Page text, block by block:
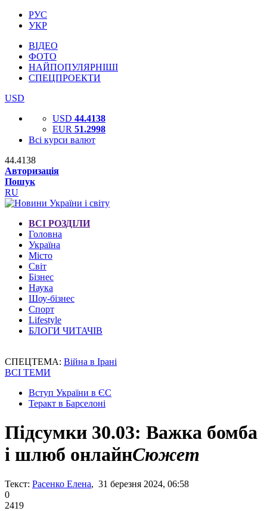
РУС
УКР
ВІДЕО
ФОТО
НАЙПОПУЛЯРНІШІ
СПЕЦПРОЕКТИ
USD
USD 44.4138
EUR 51.2998
Всі курси валют
44.4138
Авторизація
Пошук
RU
ВСІ РОЗДІЛИ
Головна
Україна
Місто
Світ
Бізнес
Наука
Шоу-бізнес
Спорт
Lifestyle
БЛОГИ ЧИТАЧІВ
СПЕЦТЕМА: Війна в Ірані
ВСІ ТЕМИ
Вступ України в ЄС
Теракт в Барселоні
Підсумки 30.03: Важка бомба
і шлюб онлайнСюжет
Текст: Расенко Елена, 31 березня 2024, 06:58
0
2419